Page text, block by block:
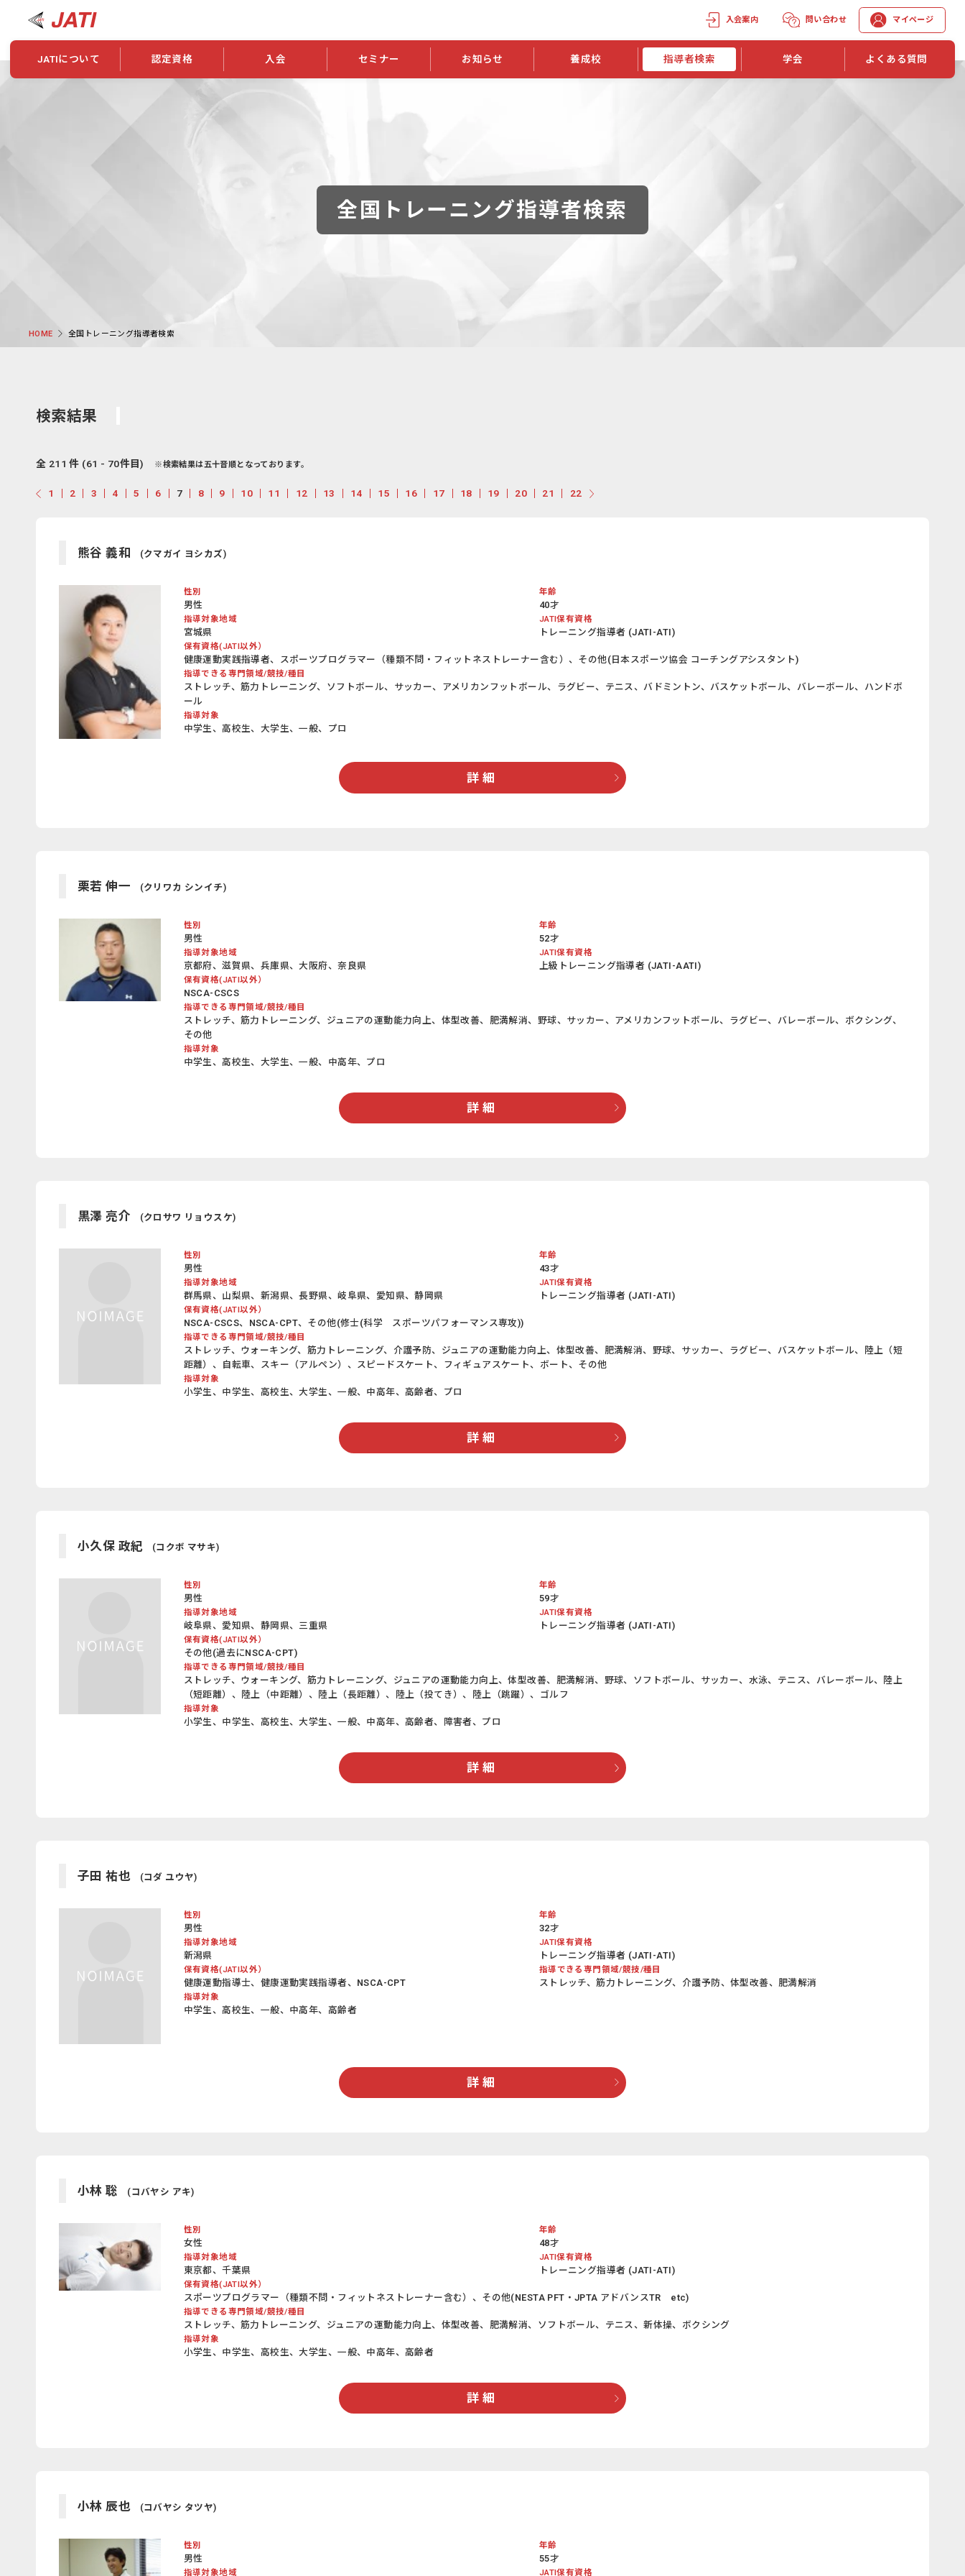
入会案内 問い合わせ マイページ
JATIについて
JATIについて
JATIの発行物
認定資格
資格について
2026年認定試験実施要項
資格の更新
入会 セミナー お知らせ 養成校 指導者検索
学会
学会概要
申し合わせ
学会大会 学会誌
よくある質問
全国トレーニング指導者検索
HOME 全国トレーニング指導者検索
検索結果
全 211 件 (61 - 70件目) ※検索結果は五十音順となっております。
1 2 3 4 5 6 7 8 9 10 11 12 13 14 15 16 17 18 19 20 21 22
熊谷 義和 (クマガイ ヨシカズ)
性別
男性
年齢
40才
指導対象地域
宮城県
JATI保有資格
トレーニング指導者 (JATI-ATI)
保有資格(JATI以外）
健康運動実践指導者、スポーツプログラマー（種類不問・フィットネストレーナー含む）、その他(日本スポーツ協会 コーチングアシスタント)
指導できる専門領域/競技/種目
ストレッチ、筋力トレーニング、ソフトボール、サッカー、アメリカンフットボール、ラグビー、テニス、バドミントン、バスケットボール、バレーボール、ハンドボ
ール
指導対象
中学生、高校生、大学生、一般、プロ
詳 細
栗若 伸一 (クリワカ シンイチ)
性別
男性
年齢
52才
指導対象地域
京都府、滋賀県、兵庫県、大阪府、奈良県
JATI保有資格
上級トレーニング指導者 (JATI-AATI)
保有資格(JATI以外）
NSCA-CSCS
指導できる専門領域/競技/種目
ストレッチ、筋力トレーニング、ジュニアの運動能力向上、体型改善、肥満解消、野球、サッカー、アメリカンフットボール、ラグビー、バレーボール、ボクシング、
その他
指導対象
中学生、高校生、大学生、一般、中高年、プロ
詳 細
黒澤 亮介 (クロサワ リョウスケ)
性別
男性
年齢
43才
指導対象地域
群馬県、山梨県、新潟県、長野県、岐阜県、愛知県、静岡県
JATI保有資格
トレーニング指導者 (JATI-ATI)
保有資格(JATI以外）
NSCA-CSCS、NSCA-CPT、その他(修士(科学 スポーツパフォーマンス専攻))
指導できる専門領域/競技/種目
ストレッチ、ウォーキング、筋力トレーニング、介護予防、ジュニアの運動能力向上、体型改善、肥満解消、野球、サッカー、ラグビー、バスケットボール、陸上（短
距離）、自転車、スキー（アルペン）、スピードスケート、フィギュアスケート、ボート、その他
指導対象
小学生、中学生、高校生、大学生、一般、中高年、高齢者、プロ
詳 細
小久保 政紀 (コクボ マサキ)
性別
男性
年齢
59才
指導対象地域
岐阜県、愛知県、静岡県、三重県
JATI保有資格
トレーニング指導者 (JATI-ATI)
保有資格(JATI以外）
その他(過去にNSCA-CPT)
指導できる専門領域/競技/種目
ストレッチ、ウォーキング、筋力トレーニング、ジュニアの運動能力向上、体型改善、肥満解消、野球、ソフトボール、サッカー、水泳、テニス、バレーボール、陸上
（短距離）、陸上（中距離）、陸上（長距離）、陸上（投てき）、陸上（跳躍）、ゴルフ
指導対象
小学生、中学生、高校生、大学生、一般、中高年、高齢者、障害者、プロ
詳 細
子田 祐也 (コダ ユウヤ)
性別
男性
年齢
32才
指導対象地域
新潟県
JATI保有資格
トレーニング指導者 (JATI-ATI)
保有資格(JATI以外）
健康運動指導士、健康運動実践指導者、NSCA-CPT
指導できる専門領域/競技/種目
ストレッチ、筋力トレーニング、介護予防、体型改善、肥満解消
指導対象
中学生、高校生、一般、中高年、高齢者
詳 細
小林 聡 (コバヤシ アキ)
性別
女性
年齢
48才
指導対象地域
東京都、千葉県
JATI保有資格
トレーニング指導者 (JATI-ATI)
保有資格(JATI以外）
スポーツプログラマー（種類不問・フィットネストレーナー含む）、その他(NESTA PFT・JPTA アドバンスTR etc)
指導できる専門領域/競技/種目
ストレッチ、筋力トレーニング、ジュニアの運動能力向上、体型改善、肥満解消、ソフトボール、テニス、新体操、ボクシング
指導対象
小学生、中学生、高校生、大学生、一般、中高年、高齢者
詳 細
小林 辰也 (コバヤシ タツヤ)
性別
男性
年齢
55才
指導対象地域 JATI保有資格